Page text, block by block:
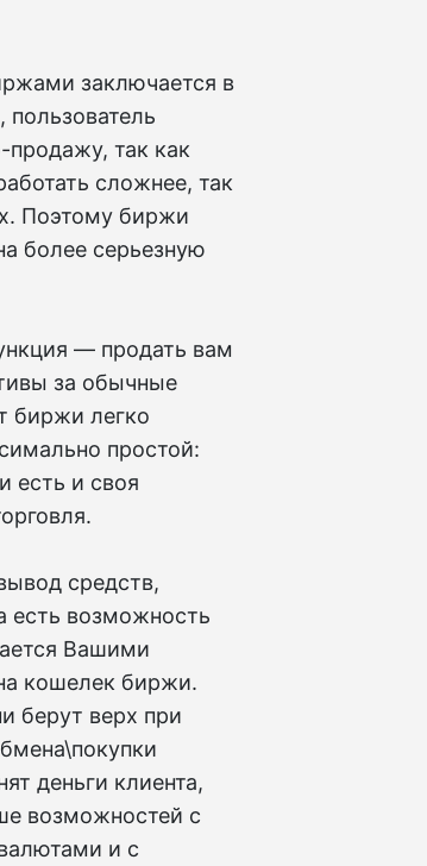
заключается в
продажу, так как
сложнее, так
Поэтому биржи
более серьезную
— продать вам
за обычные
биржи легко
простой:
есть и своя
средств,
есть возможность
Вашими
кошелек биржи.
берут верх при
деньги клиента,
возможностей с
и с